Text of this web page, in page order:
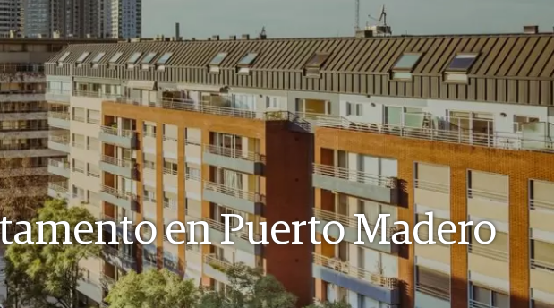
en Puerto Madero